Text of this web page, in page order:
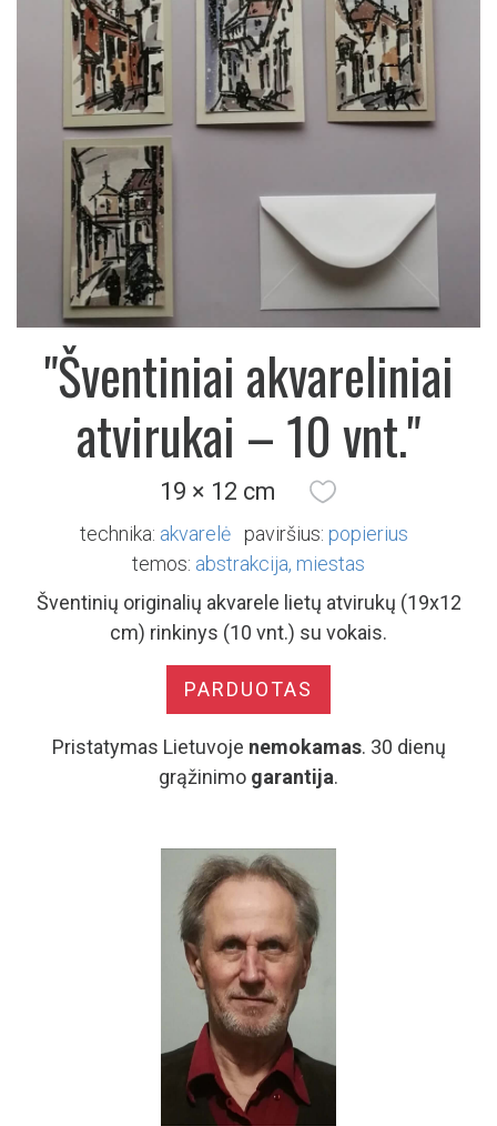
"Šventiniai akvareliniai
atvirukai – 10 vnt."
19 × 12 cm
technika: akvarelė paviršius: popierius
temos: abstrakcija miestas
Šventinių originalių akvarele lietų atvirukų (19x12
cm) rinkinys (10 vnt.) su vokais.
PARDUOTAS
Pristatymas Lietuvoje nemokamas. 30 dienų
grąžinimo garantija.